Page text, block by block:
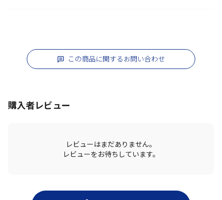
この商品に関するお問い合わせ
購入者レビュー
レビューはまだありません。
レビューをお待ちしています。